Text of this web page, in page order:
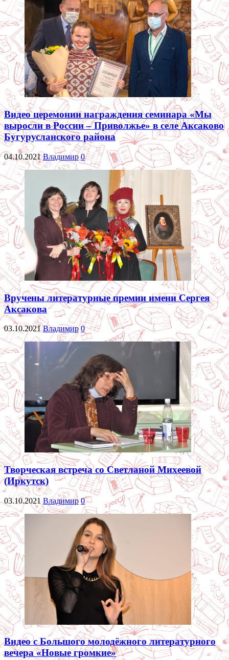
Видео церемонии награждения семинара «Мы
выросли в России – Приволжье» в селе Аксаково
Бугурусланского района
04.10.2021 Владимир 0
Вручены литературные премии имени Сергея
Аксакова
03.10.2021 Владимир 0
Творческая встреча со Светланой Михеевой
(Иркутск)
03.10.2021 Владимир 0
Видео с Большого молодёжного литературного
вечера «Новые громкие»